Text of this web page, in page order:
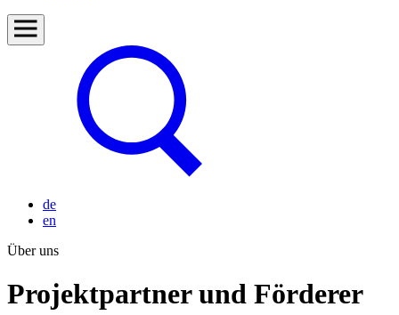
de
en
Über uns
Projektpartner und Förderer